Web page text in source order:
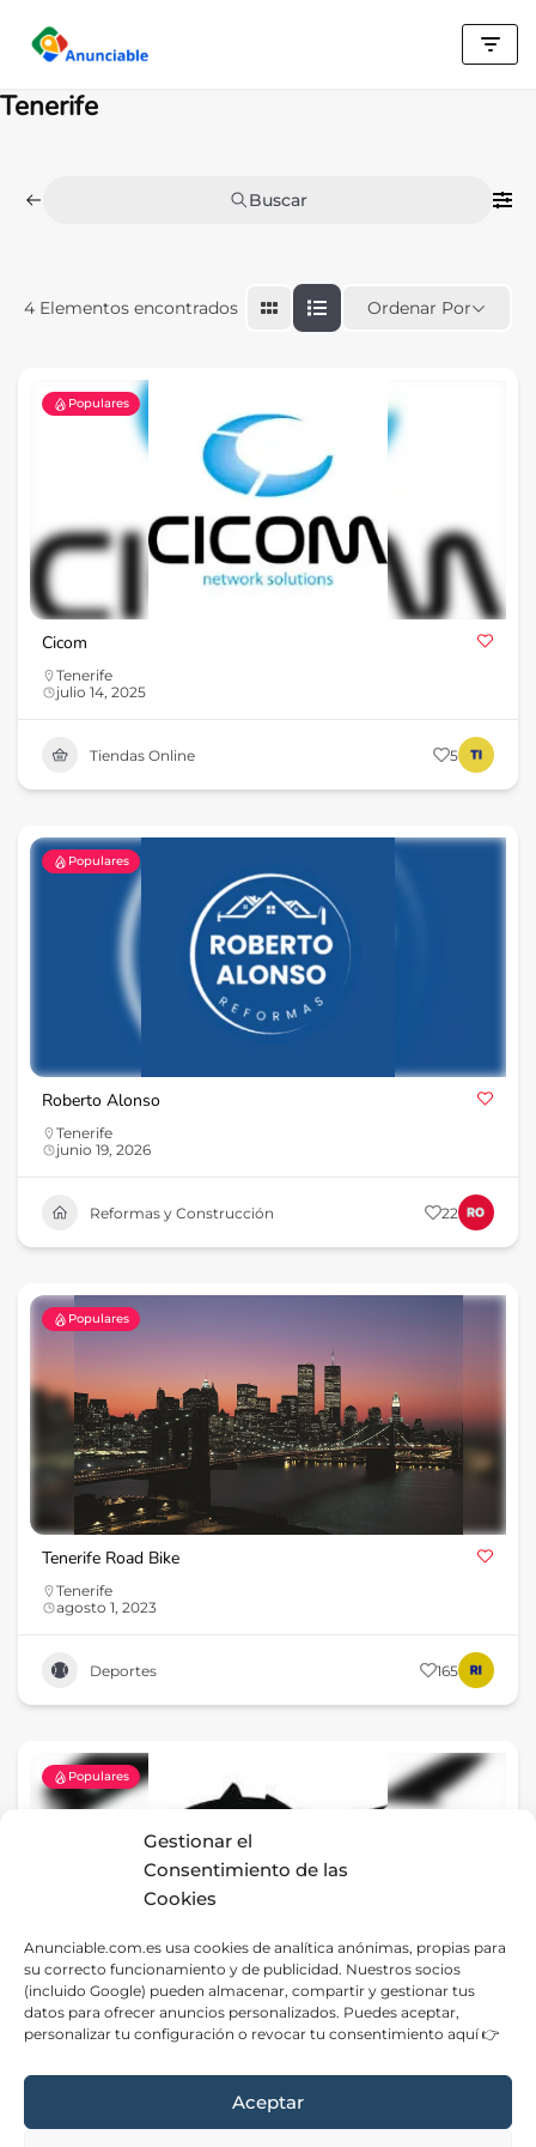
Gestionar el
Consentimiento de las
Cookies
Anunciable.com.es usa cookies de analítica anónimas, propias para
su correcto funcionamiento y de publicidad. Nuestros socios
(incluido Google) pueden almacenar, compartir y gestionar tus
datos para ofrecer anuncios personalizados. Puedes aceptar,
personalizar tu configuración o revocar tu consentimiento aquí 👉
Aceptar
Saltar
contenido
Tenerife
Buscar
4 Elementos encontrados Ordenar Por
Populares
Cicom
Tenerife
julio 14, 2025
Tiendas Online 5
Populares
Roberto Alonso
Tenerife
junio 19, 2026
Reformas y Construcción 22
Populares
Tenerife Road Bike
Tenerife
agosto 1, 2023
Deportes 165
Populares
Tienda de Pesca El Jurel
Tiendas Online 64